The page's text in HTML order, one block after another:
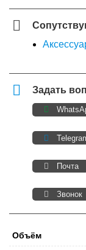
Задать
Почта
Звонок
Объём